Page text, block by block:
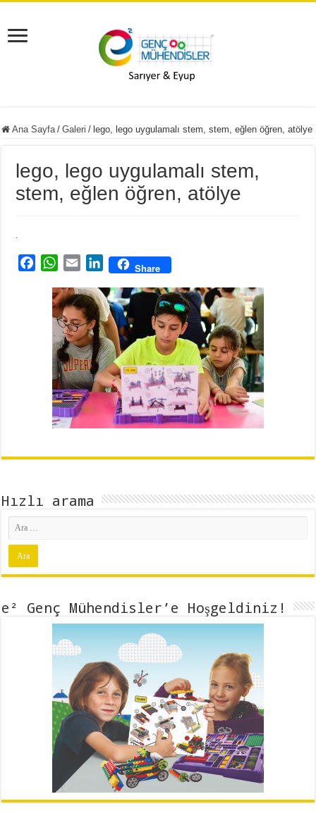
Ana Sayfa / Galeri / lego, lego uygulamalı stem, stem, eğlen öğren, atölye
lego, lego uygulamalı stem,
stem, eğlen öğren, atölye
W
a
t
s
A
p
p
a
i
l
L
n
k
e
d
I
n
Share
Hızlı arama
e² Genç Mühendisler’e Hoşgeldiniz!